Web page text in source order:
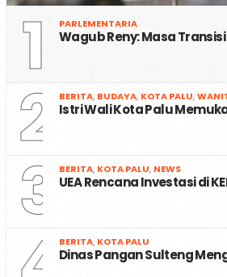
1 PARLEMENTARIA
Wagub Reny: Masa
2 BERITA, BUDAYA, KOTA PALU,
Istri Wali Kota Palu
3 BERITA, KOTA PALU, NEWS
UEA Rencana Investasi di
BERITA, KOTA PALU
Dinas Pangan Sulteng